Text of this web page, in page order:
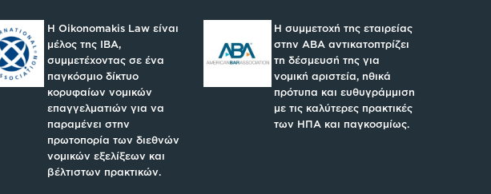
H Oikonomakis Law είναι
μέλος της IBA,
συμμετέχοντας σε ένα
παγκόσμιο δίκτυο
κορυφαίων νομικών
επαγγελματιών για να
παραμένει στην
πρωτοπορία των διεθνών
νομικών εξελίξεων και
βέλτιστων πρακτικών.
Η συμμετοχή της εταιρείας
στην ABA αντικατοπτρίζει
τη δέσμευσή της για
νομική αριστεία, ηθικά
πρότυπα και ευθυγράμμιση
με τις καλύτερες πρακτικές
των ΗΠΑ και παγκοσμίως.